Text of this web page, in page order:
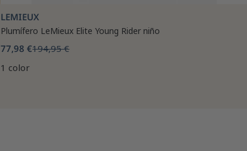
LEMIEUX
Plumífero LeMieux Elite Young Rider niño
77,98 €194,95 €
1 color